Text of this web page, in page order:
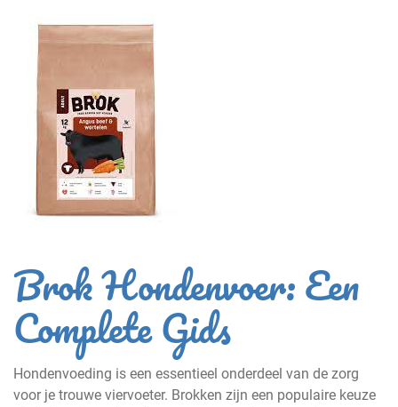
Brok Hondenvoer: Een
Complete Gids
Hondenvoeding is een essentieel onderdeel van de zorg
voor je trouwe viervoeter. Brokken zijn een populaire keuze